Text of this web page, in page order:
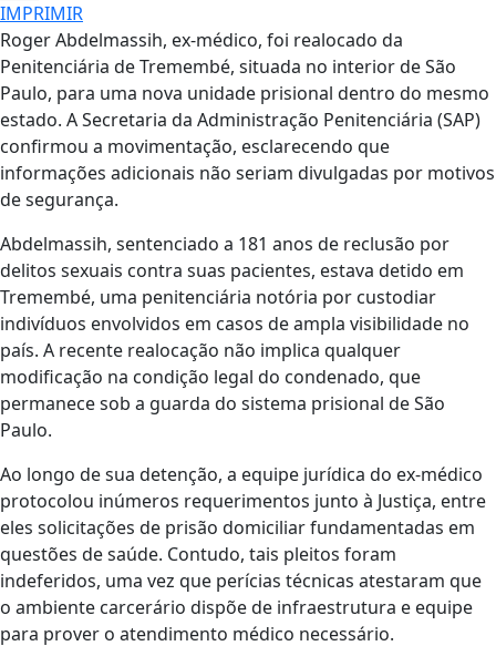
IMPRIMIR
Roger Abdelmassih, ex-médico, foi realocado da
Penitenciária de Tremembé, situada no interior de São
Paulo, para uma nova unidade prisional dentro do mesmo
estado. A Secretaria da Administração Penitenciária (SAP)
confirmou a movimentação, esclarecendo que
informações adicionais não seriam divulgadas por motivos
de segurança.
Abdelmassih, sentenciado a 181 anos de reclusão por
delitos sexuais contra suas pacientes, estava detido em
Tremembé, uma penitenciária notória por custodiar
indivíduos envolvidos em casos de ampla visibilidade no
país. A recente realocação não implica qualquer
modificação na condição legal do condenado, que
permanece sob a guarda do sistema prisional de São
Paulo.
Ao longo de sua detenção, a equipe jurídica do ex-médico
protocolou inúmeros requerimentos junto à Justiça, entre
eles solicitações de prisão domiciliar fundamentadas em
questões de saúde. Contudo, tais pleitos foram
indeferidos, uma vez que perícias técnicas atestaram que
o ambiente carcerário dispõe de infraestrutura e equipe
para prover o atendimento médico necessário.